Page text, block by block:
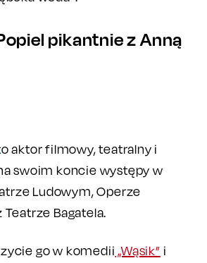
pikantnie z Anną
aktor filmowy, teatralny i
swoim koncie występy w
Ludowym, Operze
Bagatela.
go w komedii „Wąsik” i